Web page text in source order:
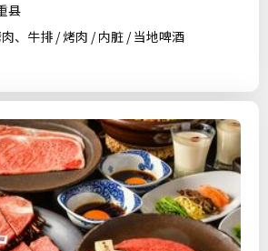
县
、牛排 / 烤肉 / 内脏 / 当地啤酒